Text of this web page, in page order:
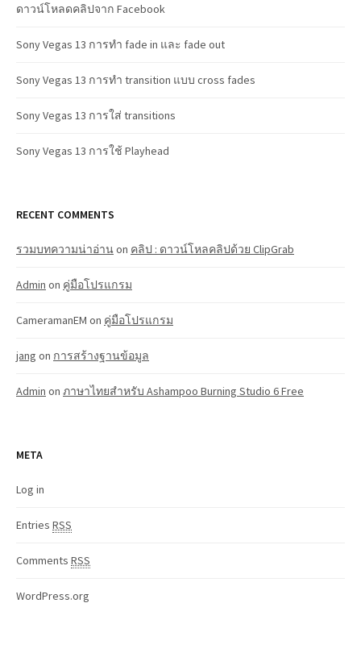
ดาวน์โหลดคลิปจาก Facebook
Sony Vegas 13 การทำ fade in และ fade out
Sony Vegas 13 การทำ transition แบบ cross fades
Sony Vegas 13 การใส่ transitions
Sony Vegas 13 การใช้ Playhead
RECENT COMMENTS
รวมบทความน่าอ่านon คลิป : ดาวน์โหลคลิปด้วย ClipGrab
Admin on คู่มือโปรแกรม
CameramanEM on คู่มือโปรแกรม
jang on การสร้างฐานข้อมูล
Admin on ภาษาไทยสำหรับ Ashampoo Burning Studio 6 Free
META
Log in
Entries RSS
Comments RSS
WordPress.org